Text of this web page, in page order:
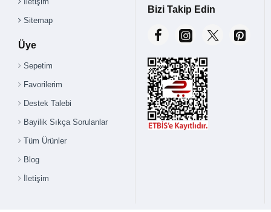
Sitemap
Üye
Sepetim
Favorilerim
Destek Talebi
Bayilik Sıkça Sorulanlar
Tüm Ürünler
Blog
İletişim
Bizi Takip Edin